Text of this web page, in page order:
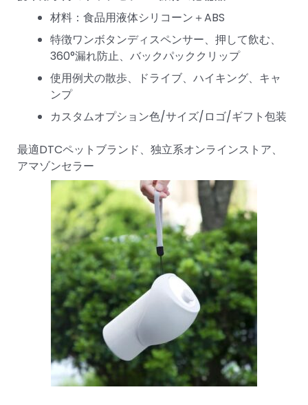
材料：食品用液体シリコーン＋ABS
特徴ワンボタンディスペンサー、押して飲む、
360°漏れ防止、バックパッククリップ
使用例犬の散歩、ドライブ、ハイキング、キャ
ンプ
カスタムオプション色/サイズ/ロゴ/ギフト包装
最適DTCペットブランド、独立系オンラインストア、
アマゾンセラー